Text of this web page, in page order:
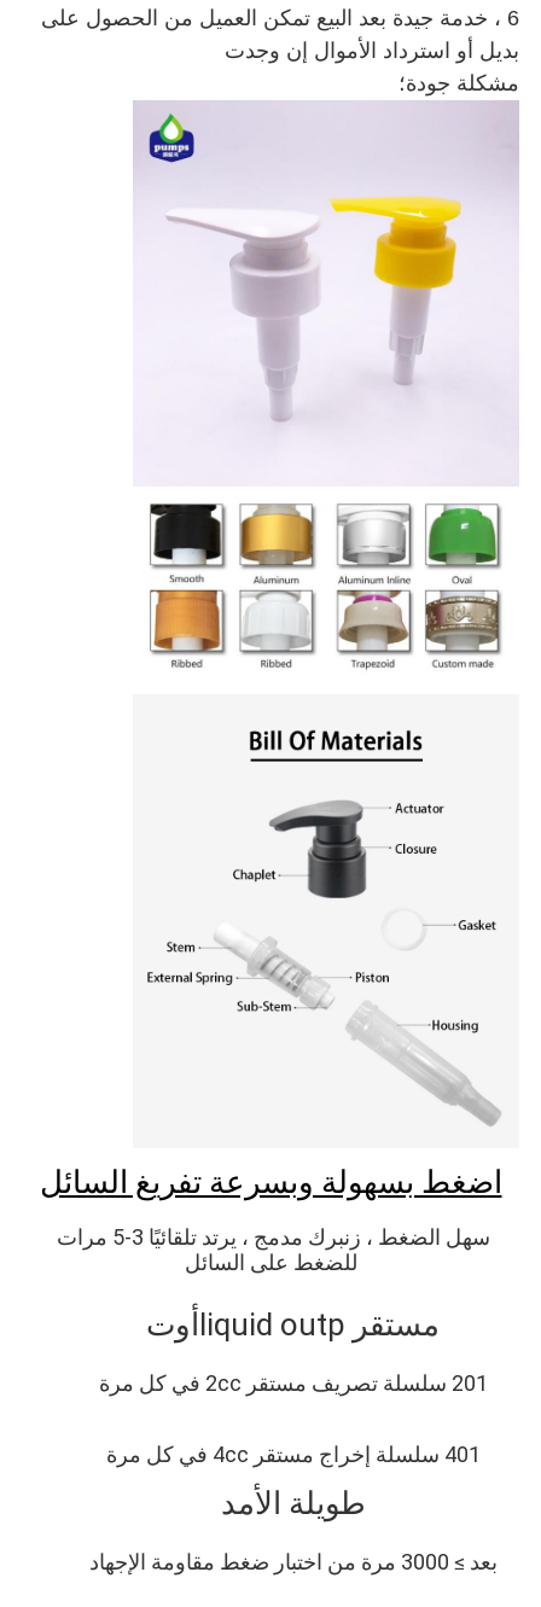
6 ، خدمة جيدة بعد البيع تمكن العميل من الحصول على
بديل أو استرداد الأموال إن وجدت
مشكلة جودة؛
اضغط بسهولة وبسرعة تفريغ السائل
للضغط على السائل
مستقر liq uid outp أوت
201 سلسلة تصريف مستقر 2cc في كل مرة
401 سلسلة إخراج مستقر 4cc في كل مرة
طويلة الأمد
بعد ≥ 3000 مرة من اختبار ضغط مقاومة الإجهاد